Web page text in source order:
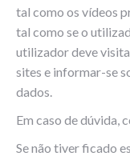
tal como os vídeos
tal como se o
utilizador deve
sites e informar-se
dados.
Em caso de dúvida,
Se não tiver ficado